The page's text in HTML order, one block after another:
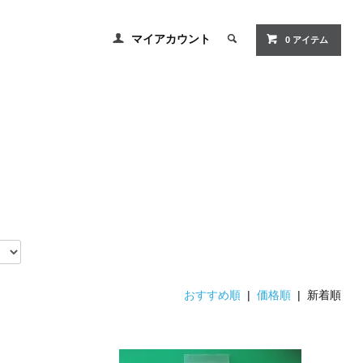
マイアカウント 0 アイテム
おすすめ順 |価格順 | 新着順